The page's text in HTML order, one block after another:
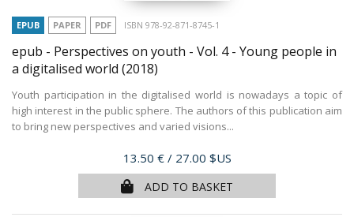
EPUB PAPER PDF ISBN 978-92-871-8745-1
epub - Perspectives on youth - Vol. 4 - Young people in
a digitalised world (2018)
Youth participation in the digitalised world is nowadays a topic of
high interest in the public sphere. The authors of this publication aim
to bring new perspectives and varied visions...
Price
13.50 € / 27.00 $US
ADD TO BASKET